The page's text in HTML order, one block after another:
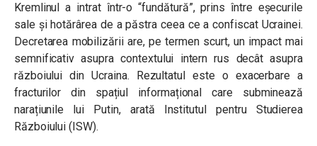
Kremlinul a intrat într-o “fundătură”, prins între eșecurile
sale și hotărârea de a păstra ceea ce a confiscat Ucrainei.
Decretarea mobilizării are, pe termen scurt, un impact mai
semnificativ asupra contextului intern rus decât asupra
războiului din Ucraina. Rezultatul este o exacerbare a
fracturilor din spațiul informațional care subminează
narațiunile lui Putin, arată Institutul pentru Studierea
Războiului (ISW).